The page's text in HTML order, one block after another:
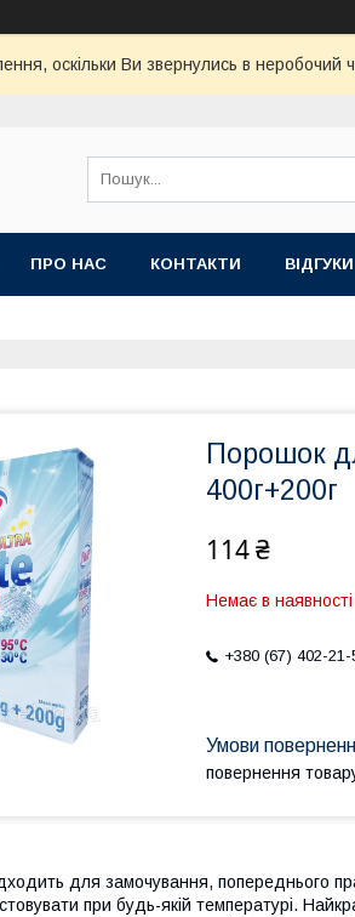
оскільки Ви звернулись в
ПРО НАС КОНТАКТИ ВІДГУКИ
Порошок
400г+200г
114 ₴
Немає в наявності
+380 (67) 402-21-
повернення
для замочування, попереднього
при будь-якій температурі.